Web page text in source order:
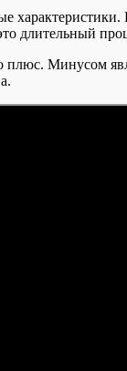
характеристики.
длительный
Минусом